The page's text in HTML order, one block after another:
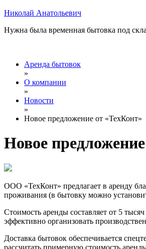
Николай Анатольевич
Нужна была временная бытовка под
Аренда бытовок
»
О компании
»
Новости
»
Новое предложение от «ТехКонт»
Новое
ООО «ТехКонт» предлагает в аренду
проживания (в бытовку можно
Стоимость аренды составляет от 5
эффективно организовать
Доставка бытовок обеспечивается
рассчитать примерную стоимость